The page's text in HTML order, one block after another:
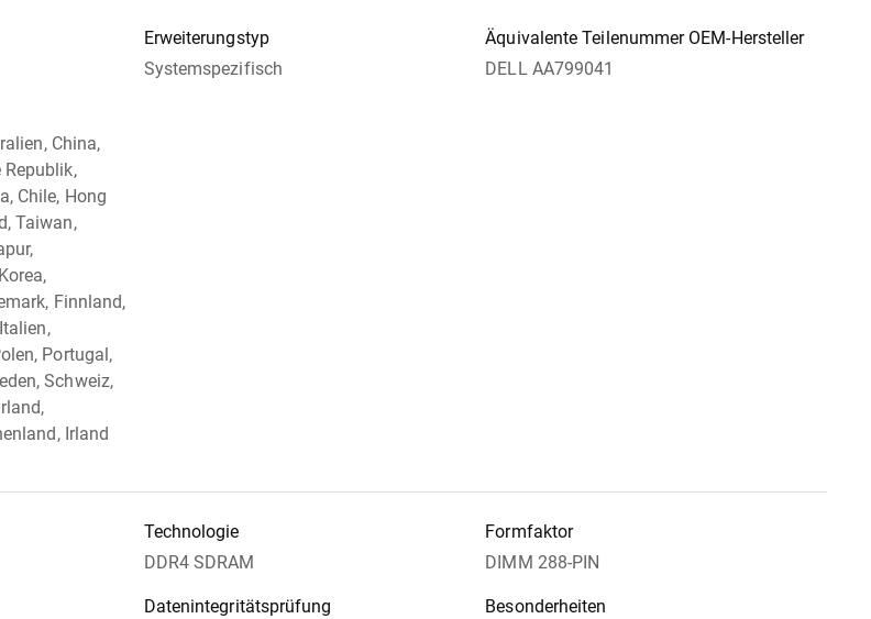
Erweiterungstyp
Systemspezifisch
Äquivalente Teilenummer OEM-Hersteller
DELL AA799041
China,
Republik,
Chile, Hong
Taiwan,
Finnland,
Portugal,
Schweiz,
Irland
Technologie
DDR4 SDRAM
Formfaktor
DIMM 288-PIN
Datenintegritätsprüfung
Besonderheiten